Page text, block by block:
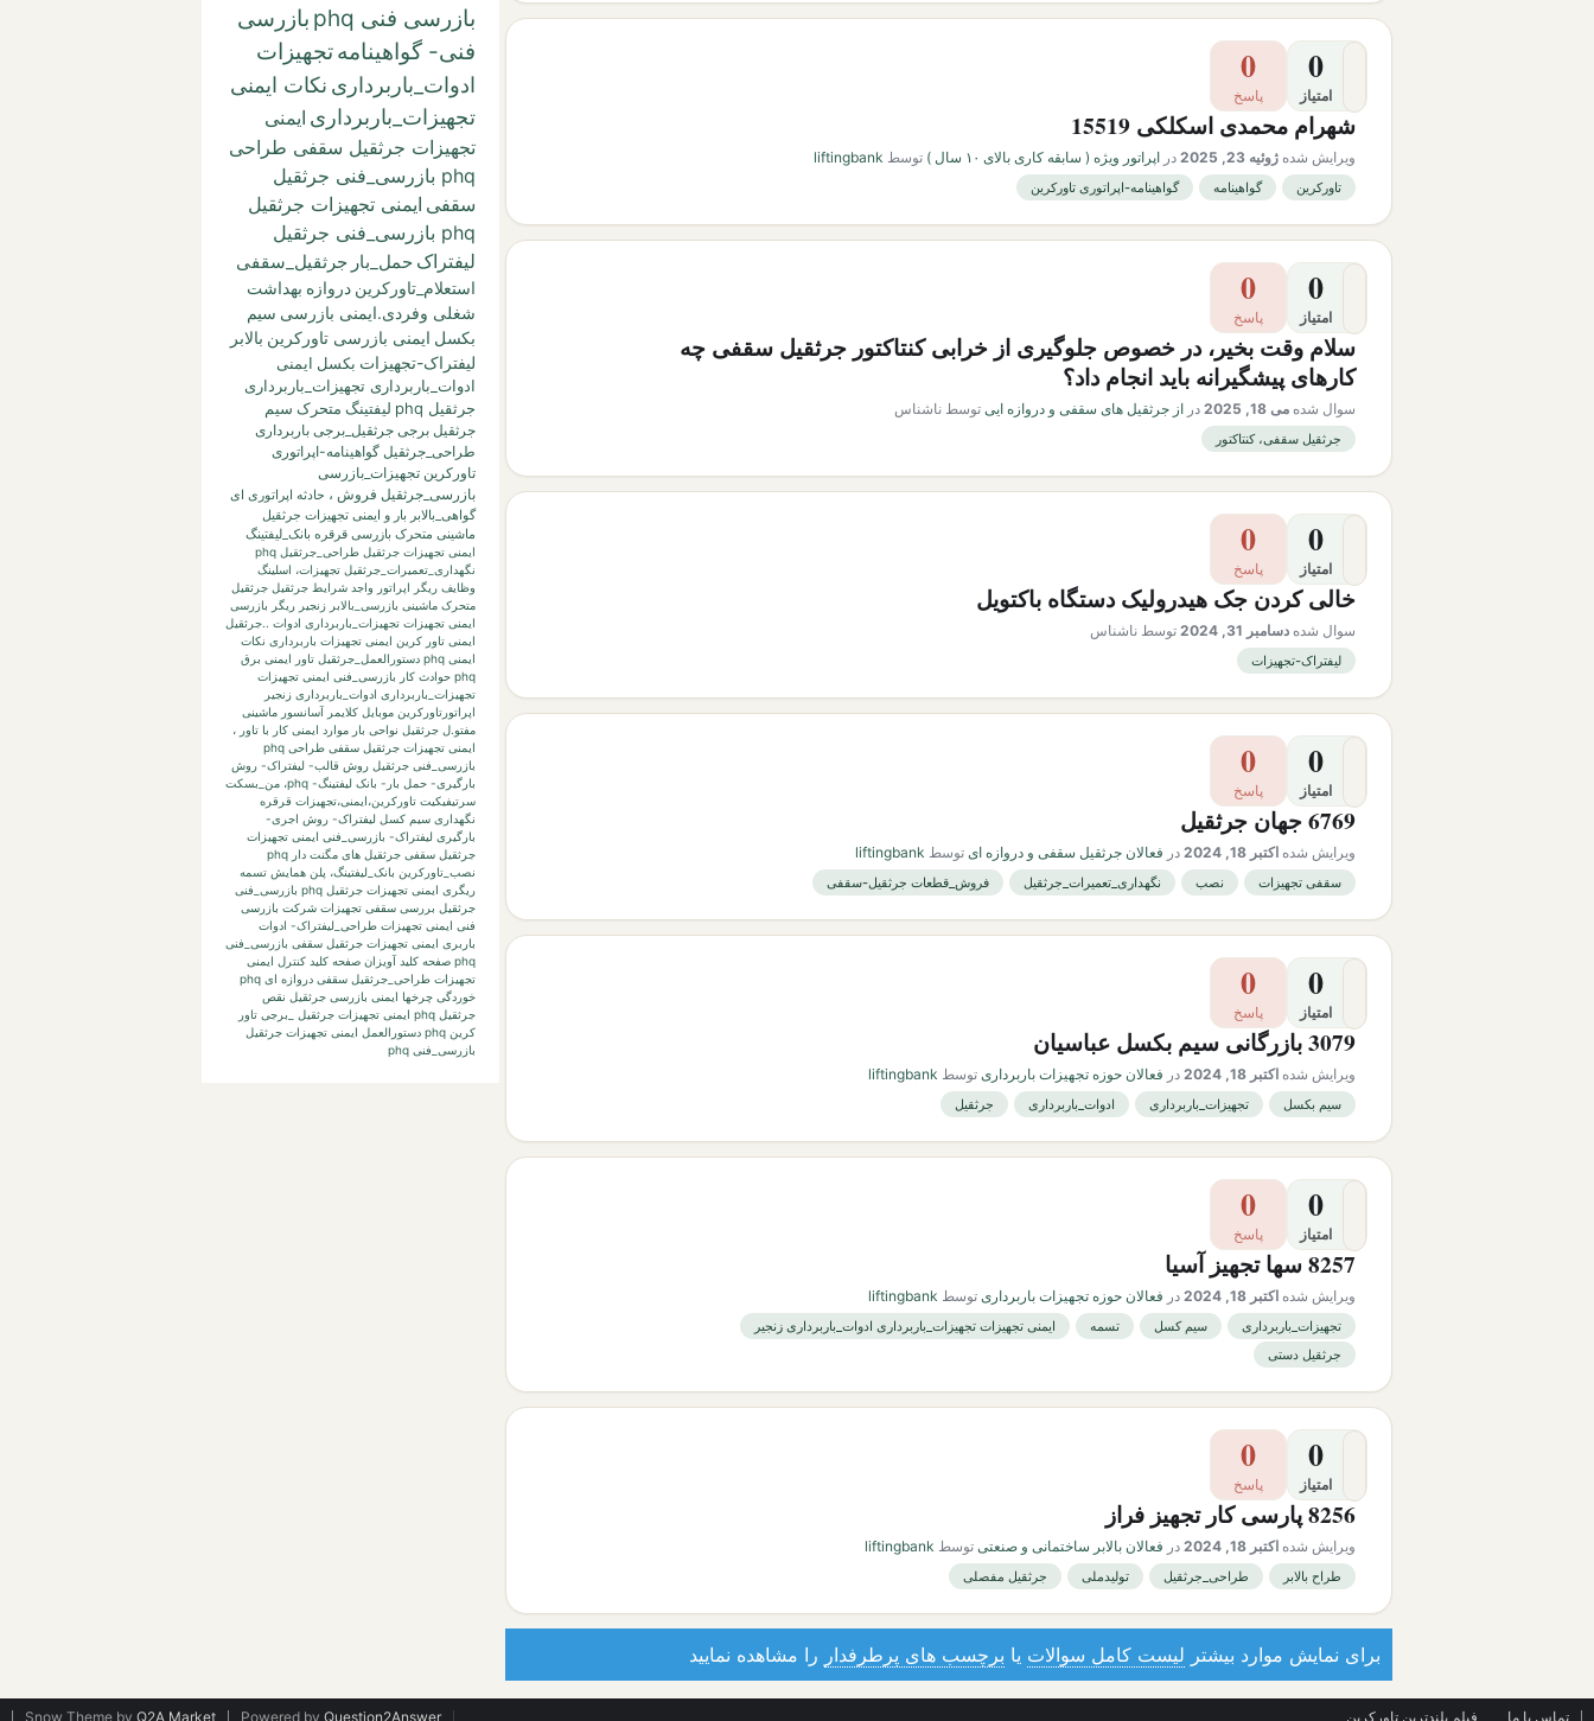
0
امتیاز
0
پاسخ
شهرام محمدی اسکلکی 15519
ویرایش شده ژوئیه 23, 2025 در اپراتور ویژه ( سابقه کاری بالای ۱۰ سال ) توسط liftingbank
تاورکرین گواهینامه گواهینامه-اپراتوری تاورکرین
0
امتیاز
0
پاسخ
سلام وقت بخیر، در خصوص جلوگیری از خرابی کنتاکتور جرثقیل سقفی چه
کارهای پیشگیرانه باید انجام داد؟
سوال شده می 18, 2025 در از جرثقیل های سقفی و دروازه ایی توسط ناشناس
جرثقیل سقفی، کنتاکتور
0
امتیاز
0
پاسخ
خالی کردن جک هیدرولیک دستگاه باکتویل
سوال شده دسامبر 31, 2024 توسط ناشناس
لیفتراک-تجهیزات
0
امتیاز
0
پاسخ
6769 جهان جرثقیل
ویرایش شده اکتبر 18, 2024 در فعالان جرثقیل سقفی و دروازه ای توسط liftingbank
سقفی تجهیزات نصب نگهداری_تعمیرات_جرثقیل فروش_قطعات جرثقیل-سقفی
0
امتیاز
0
پاسخ
3079 بازرگانی سیم بکسل عباسیان
ویرایش شده اکتبر 18, 2024 در فعالان حوزه تجهیزات باربرداری توسط liftingbank
سیم بکسل تجهیزات_باربرداری ادوات_باربرداری جرثقیل
0
امتیاز
0
پاسخ
8257 سها تجهیز آسیا
ویرایش شده اکتبر 18, 2024 در فعالان حوزه تجهیزات باربرداری توسط liftingbank
تجهیزات_باربرداری سیم کسل تسمه
ایمنی تجهیزات تجهیزات_باربرداری ادوات_باربرداری زنجیر
جرثقیل دستی
0
امتیاز
0
پاسخ
8256 پارسی کار تجهیز فراز
ویرایش شده اکتبر 18, 2024 در فعالان بالابر ساختمانی و صنعتی توسط liftingbank
طراح بالابر طراحی_جرثقیل تولیدملی جرثقیل مفصلی
برای نمایش موارد بیشتر لیست کامل سوالات یا برچسب های پرطرفدار را مشاهده نمایید
بازرسی فنی phq
بازرسی
فنی- گواهینامهتجهیزات
ادوات_باربرداری نکات ایمنی
تجهیزات_باربرداری ایمنی
تجهیزات جرثقیل سقفی طراحی
phq بازرسی_فنی جرثقیل
سقفی ایمنی تجهیزات جرثقیل
phq بازرسی_فنی جرثقیل
لیفتراک حمل_بار جرثقیل_سقفی
استعلام_تاورکرین دروازه بهداشت
شغلی وفردی.ایمنی بازرسی سیم
بکسل ایمنی بازرسی تاورکرین بالابر
لیفتراک-تجهیزات بکسل ایمنی
ادوات_باربرداری تجهیزات_باربرداری
جرثقیل phq
لیفتینگ متحرک سیم
جرثقیل برجی جرثقیل_برجی باربرداری
طراحی_جرثقیل گواهینامه-اپراتوری
تاورکرین تجهیزات_بازرسی
بازرسی_جرثقیل فروش ، حادثه اپراتوری ای
گواهی_بالابر بار و ایمنی تجهیزات جرثقیل
ماشینی متحرک بازرسی قرقره بانک_لیفتینگ
ایمنی تجهیزات جرثقیل طراحی_جرثقیل phq
نگهداری_تعمیرات_جرثقیل تجهیزات، اسلینگ
وظایف ریگر اپراتور واجد شرایط جرثقیل جرثقیل
متحرک ماشینی بازرسی_بالابر زنجیر ریگر بازرسی
ایمنی تجهیزات تجهیزات_باربرداری ادوات ..جرثقیل
ایمنی تاور کرین ایمنی تجهیزات باربرداری نکات
ایمنی phq
دستورالعمل_جرثقیل تاور ایمنی برق
phq حوادث کار بازرسی_فنی
ایمنی تجهیزات
تجهیزات_باربرداری ادوات_باربرداری زنجیر
اپراتورتاورکرین موبایل کلایمر آسانسور ماشینی
مفتو.ل جرثقیل نواحی بار موارد ایمنی کار با تاور ،
ایمنی تجهیزات جرثقیل سقفی طراحی phq
بازرسی_فنی جرثقیل روش قالب- لیفتراک- روش
بارگیری- حمل بار- بانک لیفتینگ- phq، من_بسکت
سرتیفیکیت تاورکرین،ایمنی،تجهیزات قرقره
نگهداری سیم کسل لیفتراک- روش اجری-
بارگیری لیفتراک- بازرسی_فنی ایمنی تجهیزات
جرثقیل سقفی جرثقیل های مگنت دار phq
نصب_تاورکرین بانک_لیفتینگ، پلن همایش تسمه
ریگری
ایمنی تجهیزات جرثقیل phq بازرسی_فنی
جرثقیل بررسی سقفی تجهیزات شرکت بازرسی
فنی ایمنی تجهیزات طراحی_لیفتراک- ادوات
باربری ایمنی تجهیزات جرثقیل سقفی بازرسی_فنی
phq صفحه کلید آویزان صفحه کلید کنترل
ایمنی
تجهیزات طراحی_جرثقیل سقفی دروازه ای phq
خوردگی چرخها ایمنی بازرسی جرثقیل نقص
جرثقیل phq
ایمنی تجهیزات جرثقیل _برجی تاور
کرین phq دستورالعمل
ایمنی تجهیزات جرثقیل
بازرسی_فنی phq
تماس با ما فیلم بلندترین تاورکرین Snow Theme by Q2A Market Powered by Question2Answer